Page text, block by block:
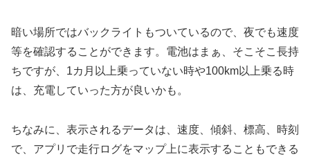
暗い場所ではバックライトもついているので、夜でも速度
等を確認することができます。電池はまぁ、そこそこ長持
ちですが、1カ月以上乗っていない時や100km以上乗る時
は、充電していった方が良いかも。
ちなみに、表示されるデータは、速度、傾斜、標高、時刻
で、アプリで走行ログをマップ上に表示することもできる